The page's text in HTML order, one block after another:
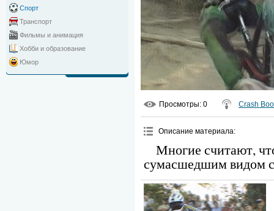
Спорт
Транспорт
Фильмы и анимация
Хобби и образование
Юмор
Просмотры: 0 Crash
Описание материала:
Многие считают,
сумасшедшим видом